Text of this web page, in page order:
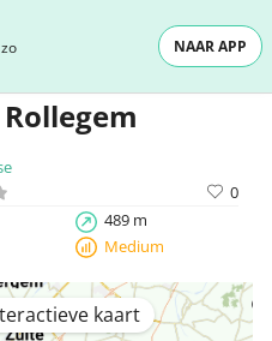
NAAR APP
0
489 m
Medium
kaart